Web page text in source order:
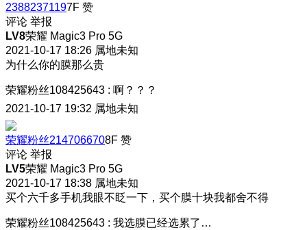
23882371197F 赞
评论 举报
LV8荣耀 Magic3 Pro 5G
2021-10-17 18:26 属地未知
为什么你的膜那么贵
荣耀粉丝108425643 : 啊？？？
2021-10-17 19:32 属地未知
荣耀粉丝2147066708F 赞
评论 举报
LV5荣耀 Magic3 Pro 5G
2021-10-17 18:38 属地未知
买个六千多手机我眼不眨一下，买个膜十块我都舍不得
荣耀粉丝108425643 : 我选膜已经选累了…